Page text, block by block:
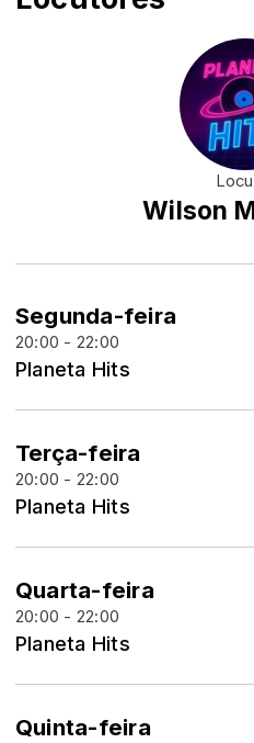
Wilson
Segunda-feira
20:00 - 22:00
Planeta Hits
Terça-feira
20:00 - 22:00
Planeta Hits
Quarta-feira
20:00 - 22:00
Planeta Hits
Quinta-feira